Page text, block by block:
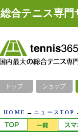
総合テニス専門
トップ ショップ
HOME → ニュースTOP